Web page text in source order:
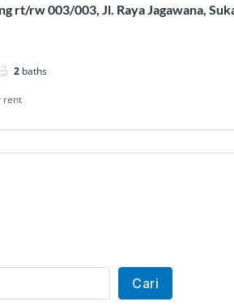
rt/rw 003/003, Jl. Raya Jagawana,
2 baths
rent
Cari